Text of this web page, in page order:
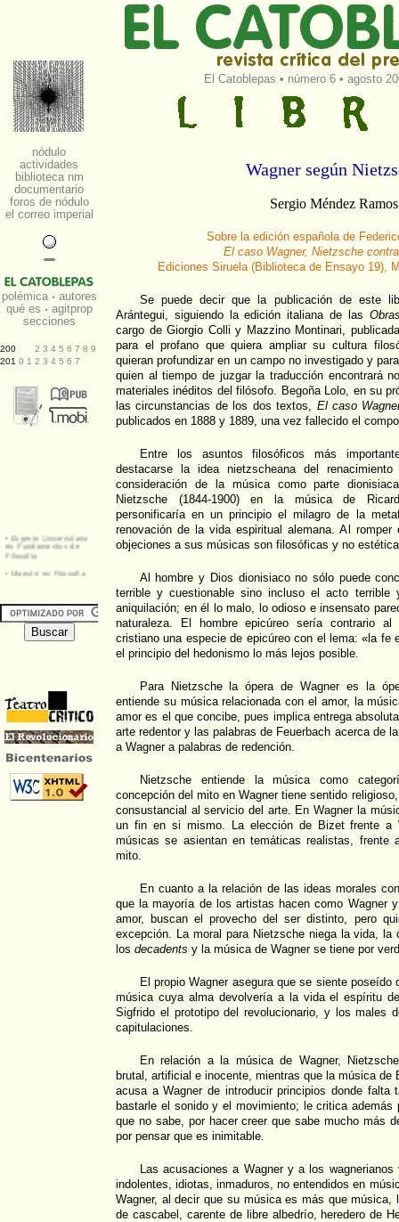
El Catoblepas • número 6• agosto
Wagner según
Sergio Méndez Ramos
Sobre la edición española de
El caso Wagner, Nietzsche
Ediciones Siruela (Biblioteca de Ensayo 19),
Se puede decir que la publicación de este
Arántegui, siguiendo la edición italiana de las
cargo de Giorgio Colli y Mazzino Montinari,
para el profano que quiera ampliar su cultura
quieran profundizar en un campo no investigado y
quien al tiempo de juzgar la traducción encontrará
materiales inéditos del filósofo. Begoña Lolo, en su
las circunstancias de los dos textos, El caso
publicados en 1888 y 1889, una vez fallecido el
Entre los asuntos filosóficos más
destacarse la idea nietzscheana del
consideración de la música como parte
Nietzsche (1844-1900) en la música de
personificaría en un principio el milagro de la
renovación de la vida espiritual alemana. Al romper
objeciones a sus músicas son filosóficas y no
Al hombre y Dios dionisiaco no sólo puede
terrible y cuestionable sino incluso el acto
aniquilación; en él lo malo, lo odioso e insensato
naturaleza. El hombre epicúreo sería contrario
cristiano una especie de epicúreo con el lema: «la fe
el principio del hedonismo lo más lejos posible.
Para Nietzsche la ópera de Wagner es la
entiende su música relacionada con el amor, la
amor es el que concibe, pues implica entrega
arte redentor y las palabras de Feuerbach acerca de
a Wagner a palabras de redención.
Nietzsche entiende la música como
concepción del mito en Wagner tiene sentido
consustancial al servicio del arte. En Wagner la
un fin en si mismo. La elección de Bizet frente a
músicas se asientan en temáticas realistas, frente
mito.
En cuanto a la relación de las ideas morales
que la mayoría de los artistas hacen como Wagner
amor, buscan el provecho del ser distinto, pero
excepción. La moral para Nietzsche niega la vida, la
los decadents y la música de Wagner se tiene por
El propio Wagner asegura que se siente poseído
música cuya alma devolvería a la vida el espíritu
Sigfrido el prototipo del revolucionario, y los males
capitulaciones.
En relación a la música de Wagner,
brutal, artificial e inocente, mientras que la música de
acusa a Wagner de introducir principios donde falta
bastarle el sonido y el movimiento; le critica además
que no sabe, por hacer creer que sabe mucho más
por pensar que es inimitable.
Las acusaciones a Wagner y a los
indolentes, idiotas, inmaduros, no entendidos en
Wagner, al decir que su música es más que música,
de cascabel, carente de libre albedrío, heredero de